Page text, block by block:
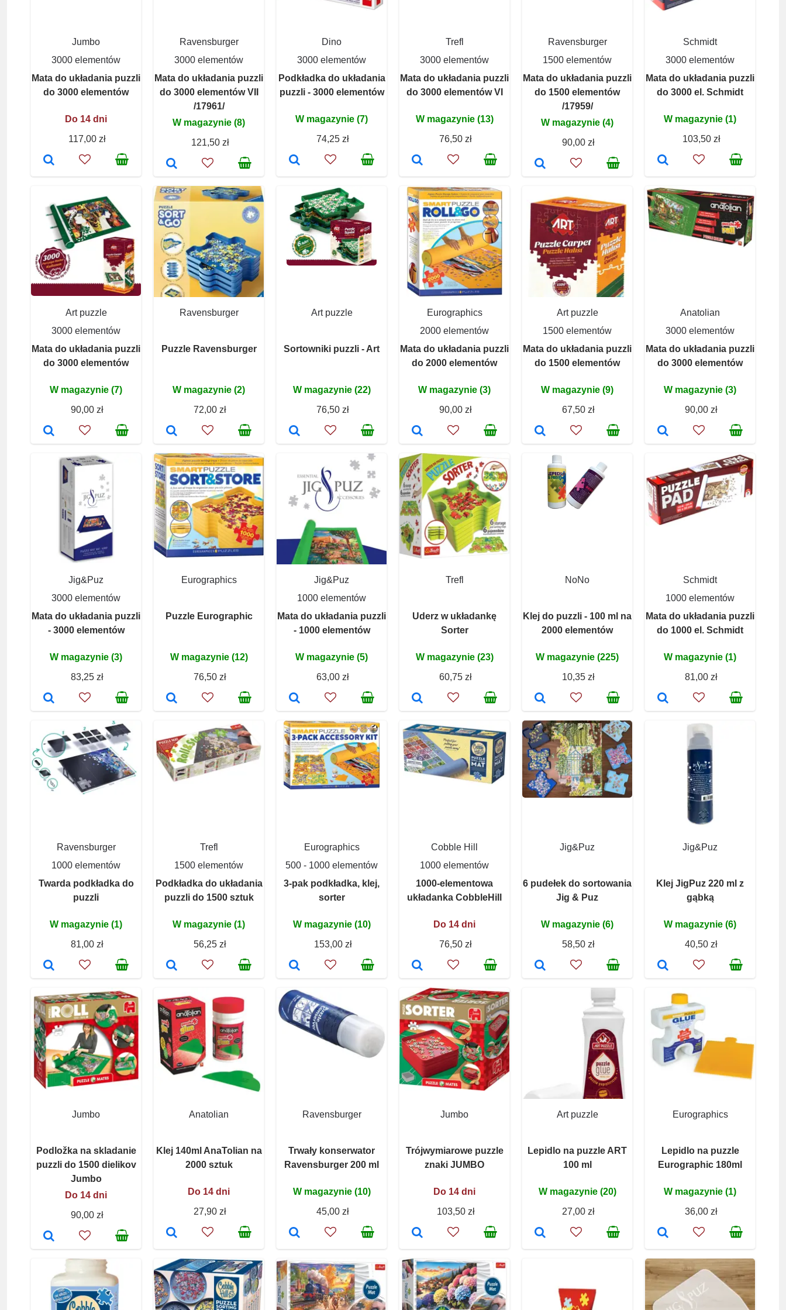
Jumbo
3000 elementów
Mata do układania puzzli
do 3000 elementów
Do 14 dni
117,00 zł
Ravensburger
3000 elementów
Mata do układania puzzli
do 3000 elementów VII
/17961/
W magazynie (8)
121,50 zł
Dino
3000 elementów
Podkładka do układania
puzzli - 3000 elementów
W magazynie (7)
74,25 zł
Trefl
3000 elementów
Mata do układania puzzli
do 3000 elementów VI
W magazynie (13)
76,50 zł
Ravensburger
1500 elementów
Mata do układania puzzli
do 1500 elementów
/17959/
W magazynie (4)
90,00 zł
Schmidt
3000 elementów
Mata do układania puzzli
do 3000 el. Schmidt
W magazynie (1)
103,50 zł
Art puzzle
3000 elementów
Mata do układania puzzli
do 3000 elementów
W magazynie (7)
90,00 zł
Ravensburger
Puzzle Ravensburger
W magazynie (2)
72,00 zł
Art puzzle
Sortowniki puzzli - Art
W magazynie (22)
76,50 zł
Eurographics
2000 elementów
Mata do układania puzzli
do 2000 elementów
W magazynie (3)
90,00 zł
Art puzzle
1500 elementów
Mata do układania puzzli
do 1500 elementów
W magazynie (9)
67,50 zł
Anatolian
3000 elementów
Mata do układania puzzli
do 3000 elementów
W magazynie (3)
90,00 zł
Jig&Puz
3000 elementów
Mata do układania puzzli
- 3000 elementów
W magazynie (3)
83,25 zł
Eurographics
Puzzle Eurographic
W magazynie (12)
76,50 zł
Jig&Puz
1000 elementów
Mata do układania puzzli
- 1000 elementów
W magazynie (5)
63,00 zł
Trefl
Uderz w układankę
Sorter
W magazynie (23)
60,75 zł
NoNo
Klej do puzzli - 100 ml na
2000 elementów
W magazynie (225)
10,35 zł
Schmidt
1000 elementów
Mata do układania puzzli
do 1000 el. Schmidt
W magazynie (1)
81,00 zł
Ravensburger
1000 elementów
Twarda podkładka do
puzzli
W magazynie (1)
81,00 zł
Trefl
1500 elementów
Podkładka do układania
puzzli do 1500 sztuk
W magazynie (1)
56,25 zł
Eurographics
500 - 1000 elementów
3-pak podkładka, klej,
sorter
W magazynie (10)
153,00 zł
Cobble Hill
1000 elementów
1000-elementowa
układanka CobbleHill
Do 14 dni
76,50 zł
Jig&Puz
6 pudełek do sortowania
Jig & Puz
W magazynie (6)
58,50 zł
Jig&Puz
Klej JigPuz 220 ml z
gąbką
W magazynie (6)
40,50 zł
Jumbo
Podložka na skladanie
puzzli do 1500 dielikov
Jumbo
Do 14 dni
90,00 zł
Anatolian
Klej 140ml AnaTolian na
2000 sztuk
Do 14 dni
27,90 zł
Ravensburger
Trwały konserwator
Ravensburger 200 ml
W magazynie (10)
45,00 zł
Jumbo
Trójwymiarowe puzzle
znaki JUMBO
Do 14 dni
103,50 zł
Art puzzle
Lepidlo na puzzle ART
100 ml
W magazynie (20)
27,00 zł
Eurographics
Lepidlo na puzzle
Eurographic 180ml
W magazynie (1)
36,00 zł